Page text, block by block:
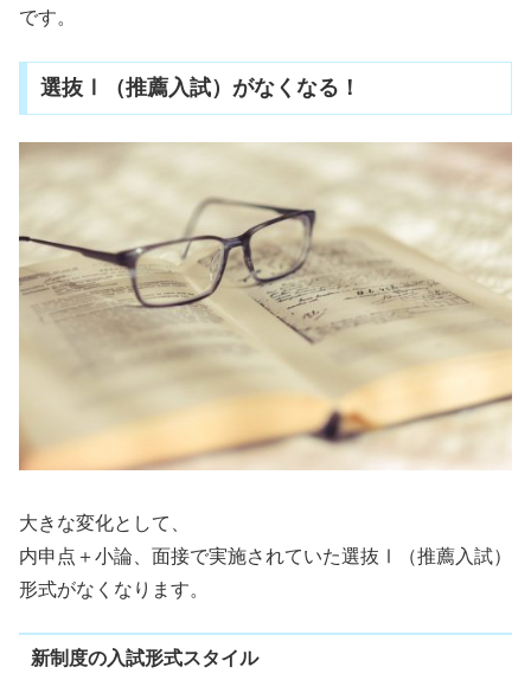
です。
選抜Ⅰ（推薦入試）がなくなる！
大きな変化として、
内申点＋小論、面接で実施されていた選抜Ⅰ（推薦入試）
形式がなくなります。
新制度の入試形式スタイル